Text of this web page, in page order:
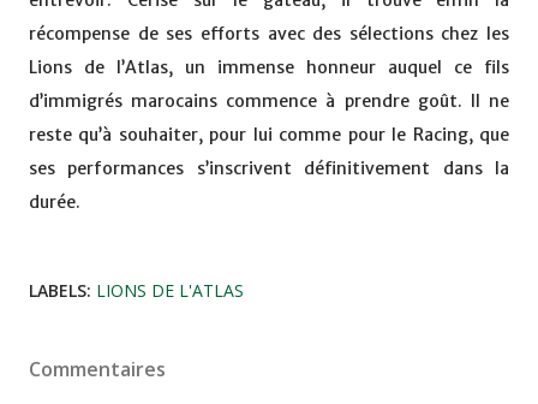
récompense de ses efforts avec des sélections chez les
Lions de l’Atlas, un immense honneur auquel ce fils
d’immigrés marocains commence à prendre goût. Il ne
reste qu’à souhaiter, pour lui comme pour le Racing, que
ses performances s’inscrivent définitivement dans la
durée.
LABELS: LIONS DE L'ATLAS
Commentaires